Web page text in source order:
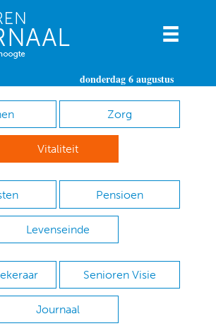
donderdag 6 augustus
Zorg
Vitaliteit
Pensioen
Levenseinde
Senioren Visie
Journaal